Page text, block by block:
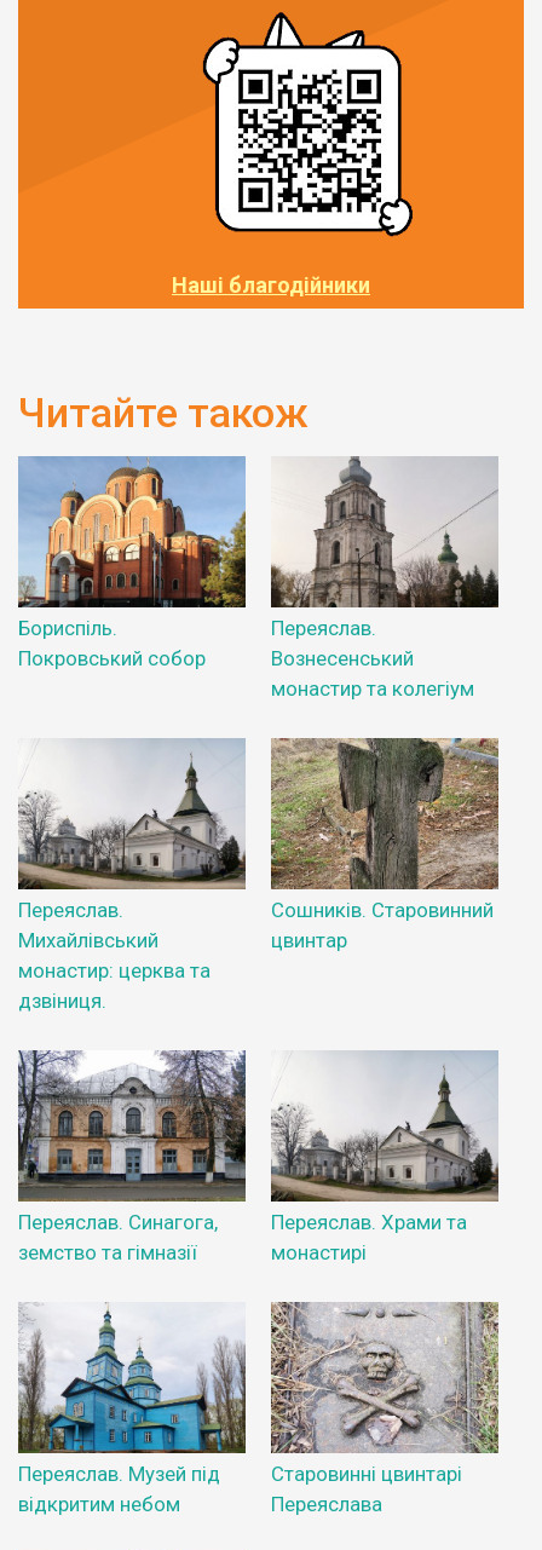
Наші благодійники
Читайте також
Бориспіль.
Покровський собор
Переяслав.
Вознесенський
монастир та колегіум
Переяслав.
Михайлівський
монастир: церква та
дзвіниця.
Сошників. Старовинний
цвинтар
Переяслав. Синагога,
земство та гімназії
Переяслав. Храми та
монастирі
Переяслав. Музей під
відкритим небом
Старовинні цвинтарі
Переяслава